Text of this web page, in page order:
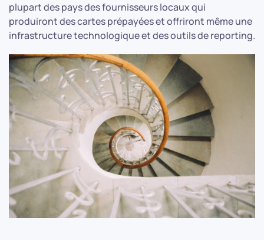
plupart des pays des fournisseurs locaux qui
produiront des cartes prépayées et offriront même une
infrastructure technologique et des outils de reporting.